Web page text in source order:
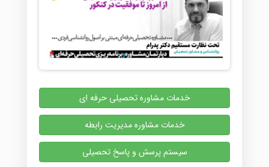
خدمات مشاوره تحصیلی حرفه ای
خدمات مشاوره مدیریت رابطه
سیستم پرسش و پاسخ تحصیلی